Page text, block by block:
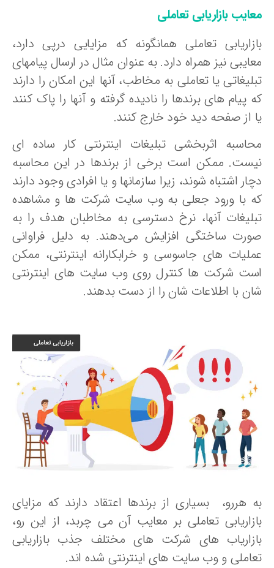
بازاریابی تعاملی
تعاملی همانگونه که مزایایی درپی دارد،
نیز همراه دارد. به عنوان مثال در ارسال پیامهای
یا تعاملی به مخاطب، آنها این امکان را دارند
پیام های برندها را نادیده گرفته و آنها را پاک کنند
از صفحه دید خود خارج کنند.
اثربخشی تبلیغات اینترنتی کار ساده ای
ممکن است برخی از برندها در این محاسبه
اشتباه شوند، زیرا سازمانها و یا افرادی وجود دارند
با ورود جعلی به وب سایت شرکت ها و مشاهده
آنها، نرخ دسترسی به مخاطبان هدف را به
ساختگی افزایش می‌دهند. به دلیل فراوانی
های جاسوسی و خرابکارانه اینترنتی، ممکن
شرکت ها کنترل روی وب سایت های اینترنتی
با اطلاعات شان را از دست بدهند.
هررو، بسیاری از برندها اعتقاد دارند که مزایای
تعاملی بر معایب آن می چربد، از این رو،
های شرکت های مختلف جذب بازاریابی
و وب سایت های اینترنتی شده اند.